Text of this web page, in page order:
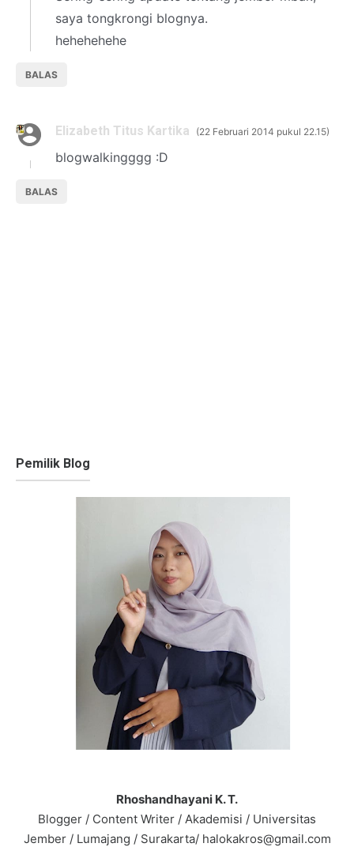
saya tongkrongi blognya.
hehehehehe
BALAS
Elizabeth Titus Kartika 22 Februari 2014 pukul 22.15
blogwalkingggg :D
BALAS
Pemilik Blog
Rhoshandhayani K. T.
Blogger / Content Writer / Akademisi / Universitas
Jember / Lumajang / Surakarta/ halokakros@gmail.com